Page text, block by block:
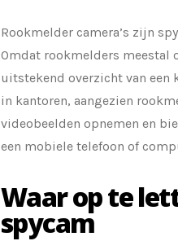
Rookmelder camera’s zijn
Omdat rookmelders meestal
uitstekend overzicht van
in kantoren, aangezien
videobeelden opnemen en
een mobiele telefoon of
Waar op te
spycam